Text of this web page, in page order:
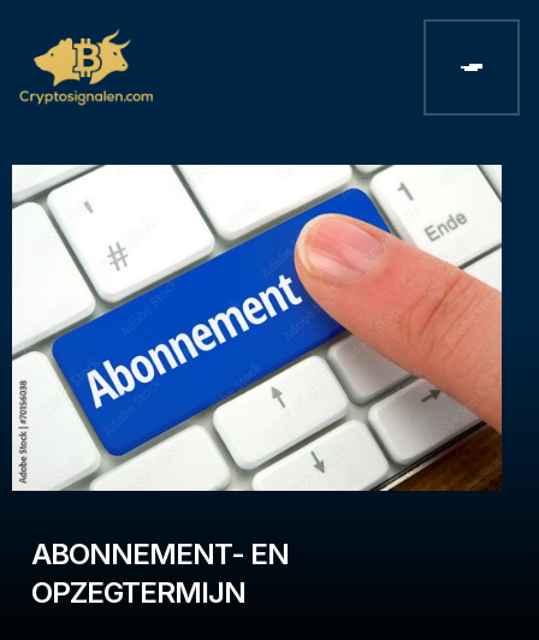
ABONNEMENT- EN
OPZEGTERMIJN